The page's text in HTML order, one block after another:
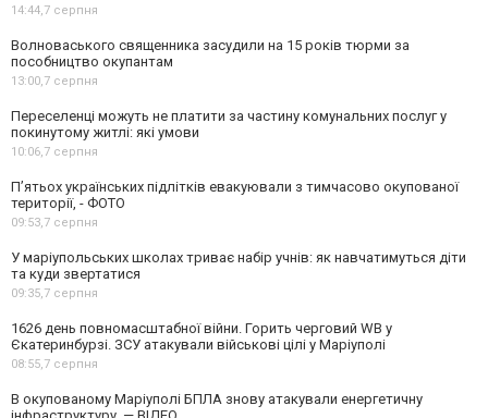
14:44,7 серпня
Волноваського священника засудили на 15 років тюрми за
пособництво окупантам
13:00,7 серпня
Переселенці можуть не платити за частину комунальних послуг у
покинутому житлі: які умови
10:06,7 серпня
П’ятьох українських підлітків евакуювали з тимчасово окупованої
території, - ФОТО
09:53,7 серпня
У маріупольських школах триває набір учнів: як навчатимуться діти
та куди звертатися
09:35,7 серпня
1626 день повномасштабної війни. Горить черговий WB у
Єкатеринбурзі. ЗСУ атакували військові цілі у Маріуполі
08:55,7 серпня
В окупованому Маріуполі БПЛА знову атакували енергетичну